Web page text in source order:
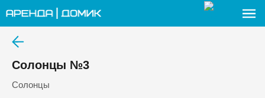
Солонцы №3
Солонцы